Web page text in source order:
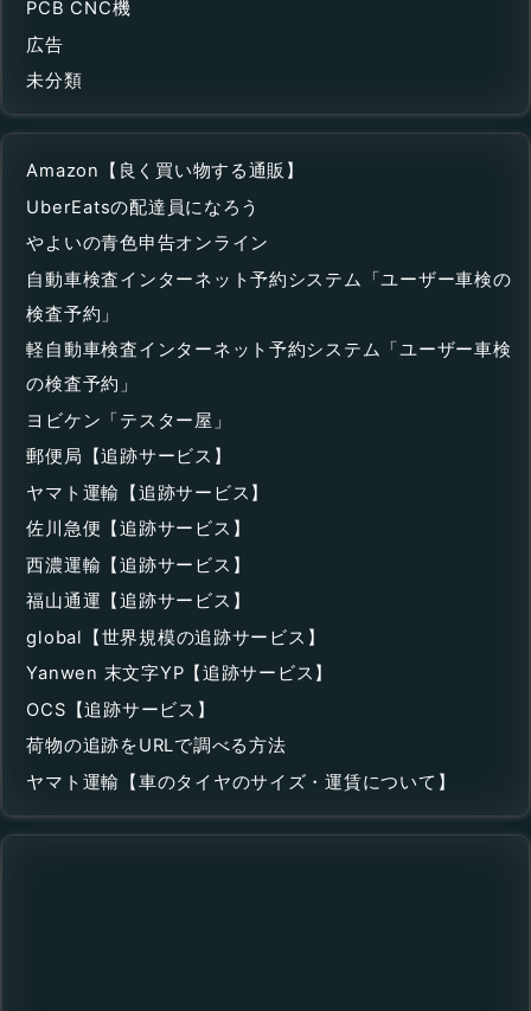
PCB CNC機
広告
未分類
Amazon【良く買い物する通販】
UberEatsの配達員になろう
やよいの青色申告オンライン
自動車検査インターネット予約システム「ユーザー車検の
検査予約」
軽自動車検査インターネット予約システム「ユーザー車検
の検査予約」
ヨビケン「テスター屋」
郵便局【追跡サービス】
ヤマト運輸【追跡サービス】
佐川急便【追跡サービス】
西濃運輸【追跡サービス】
福山通運【追跡サービス】
global【世界規模の追跡サービス】
Yanwen 末文字YP【追跡サービス】
OCS【追跡サービス】
荷物の追跡をURLで調べる方法
ヤマト運輸【車のタイヤのサイズ・運賃について】